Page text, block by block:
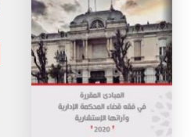
عبر
البريد
الالكتروني